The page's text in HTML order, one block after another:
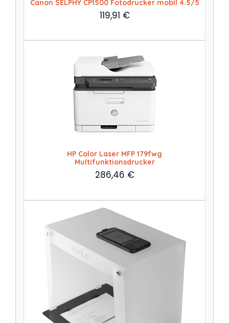
Canon SELPHY CP1500 Fotodrucker mobil 4.5/5
119,91 €
HP Color Laser MFP 179fwg
Multifunktionsdrucker
286,46 €